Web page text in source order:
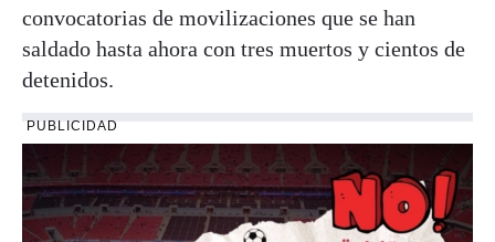
convocatorias de movilizaciones que se han
saldado hasta ahora con tres muertos y cientos de
detenidos.
PUBLICIDAD